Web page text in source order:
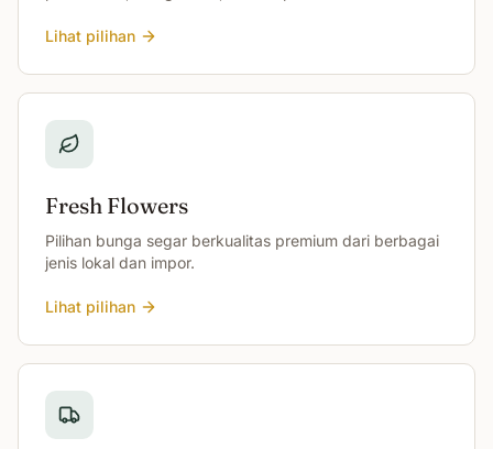
Lihat pilihan
Fresh Flowers
Pilihan bunga segar berkualitas premium dari berbagai
jenis lokal dan impor.
Lihat pilihan